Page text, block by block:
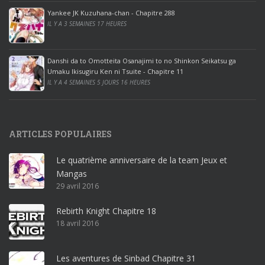
ff
i
c
e
2
0
1
r
o
ff
i
c
e
3
Yankee JK Kuzuhana-chan - Chapitre 288
IL Y A 3 SEMAINES 17 HEURES
Danshi da to Omotteita Osanajimi to no Shinkon Seikatsu ga
Umaku Ikisugiru Ken ni Tsuite - Chapitre 11
IL Y A 4 SEMAINES 5 JOURS 16 HEURES
ARTICLES POPULAIRES
Le quatrième anniversaire de la team Jeux et
Mangas
29 avril 2016
Rebirth Knight Chapitre 18
18 avril 2016
Les aventures de Sinbad Chapitre 31